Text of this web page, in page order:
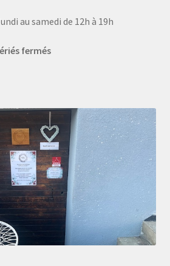
au samedi de 12h à 19h
fermés